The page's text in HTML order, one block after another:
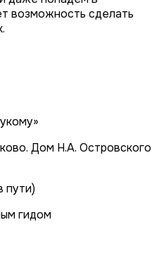
возможность сделать
Дом Н.А. Островского
пути)
гидом